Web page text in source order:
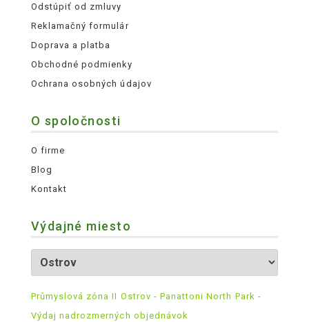
Odstúpiť od zmluvy
Reklamačný formulár
Doprava a platba
Obchodné podmienky
Ochrana osobných údajov
O spoločnosti
O firme
Blog
Kontakt
Výdajné miesto
Průmyslová zóna II Ostrov - Panattoni North Park -
Výdaj nadrozmerných objednávok